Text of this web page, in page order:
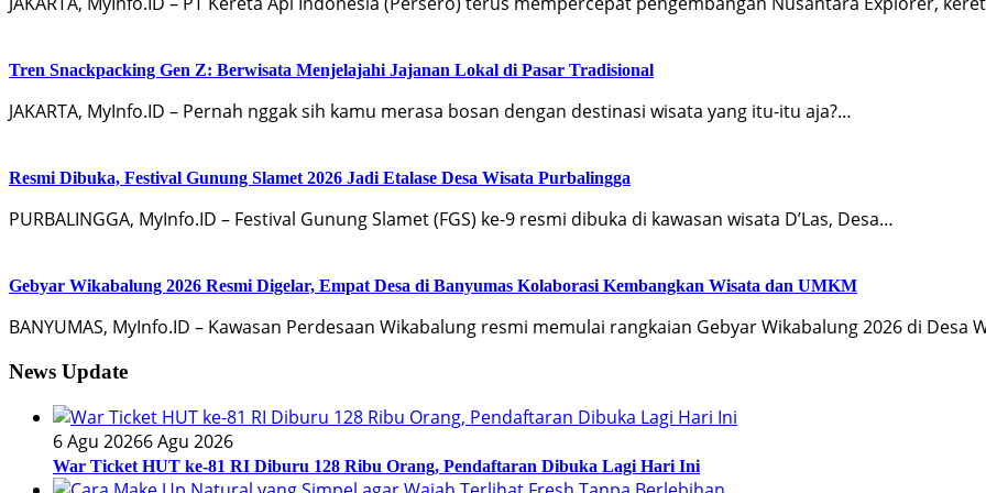
Tren Snackpacking Gen Z: Berwisata Menjelajahi Jajanan Lokal di Pasar Tradisional
JAKARTA, MyInfo.ID – Pernah nggak sih kamu merasa bosan dengan destinasi wisata yang itu-itu aja?…
Resmi Dibuka, Festival Gunung Slamet 2026 Jadi Etalase Desa Wisata Purbalingga
PURBALINGGA, MyInfo.ID – Festival Gunung Slamet (FGS) ke-9 resmi dibuka di kawasan wisata D’Las, Desa…
Gebyar Wikabalung 2026 Resmi Digelar, Empat Desa di Banyumas Kolaborasi Kembangkan Wisata dan UMKM
BANYUMAS, MyInfo.ID – Kawasan Perdesaan Wikabalung resmi memulai rangkaian Gebyar Wikabalung 2026 di Desa
News Update
6 Agu 20266 Agu 2026
War Ticket HUT ke-81 RI Diburu 128 Ribu Orang, Pendaftaran Dibuka Lagi Hari Ini